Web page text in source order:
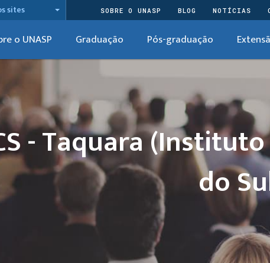
sites SOBRE O UNASP BLOG NOTÍCIAS
o UNASP Graduação Pós-graduação
- Taquara
do